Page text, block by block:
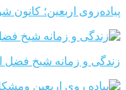
پیاده‌روی اربعین؛ کانون
زندگی و زمانه شیخ فضل